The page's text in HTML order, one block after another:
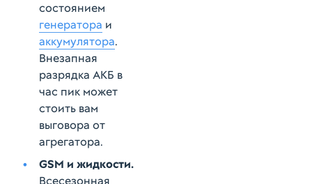
состоянием
генератора и
аккумулятора.
Внезапная
разрядка АКБ в
час пик может
стоить вам
выговора от
агрегатора.
GSM и жидкости.
Всесезонная